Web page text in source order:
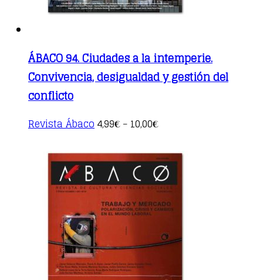
ÁBACO 94. Ciudades a la intemperie.
Convivencia, desigualdad y gestión del
conflicto
Revista Ábaco This
product
multiple
variants.
The
options
may
be
chosen
on
the
product
page
4,99€ – 10,00€